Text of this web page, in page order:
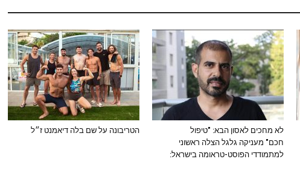
לא מחכים לאסון הבא: "טיפול
חכם" מעניקה גלגל הצלה ראשוני
למתמודדי הפוסט-טראומה בישראל:
הטריבונה על שם בלה דיאמנט ז״ל